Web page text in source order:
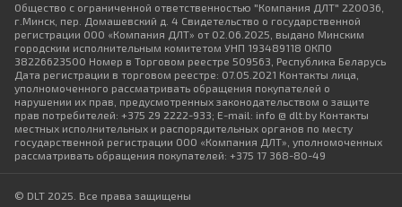
Общество с ограниченной ответственностью "Компания ДЛТ" 220036,
г.Минск, пер. Домашевский д. 4 Свидетельство о государственной
регистрации ООО «Компания ДЛТ» от 02.06.2025, выдано Минским
городским исполнительным комитетом УНП 193489118 ОКПО
38226623500 Номер в Торговом реестре 509563, Республика Беларусь
Дата регистрации в торговом реестре: 07.05.2021 Контакты лица,
уполномоченного рассматривать обращения покупателей о
нарушении их прав, предусмотренных законодательством о защите
прав потребителей: +375 29 2222-933; E-mail: info @ dlt.by Контакты
местных исполнительных и распорядительных органов по месту
государственной регистрации ООО «Компания ДЛТ», уполномоченных
рассматривать обращения покупателей: +375 17 368-80-49
© DLT 2025. Все права защищены